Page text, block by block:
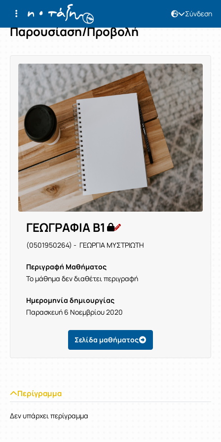
Σύνδεση
Παρουσίαση/Προβολή
ΓΕΩΓΡΑΦΙΑ Β1
(0501950264) - ΓΕΩΡΓΙΑ ΜΥΣΤΡΙΩΤΗ
Περιγραφή Μαθήματος
Το μάθημα δεν διαθέτει περιγραφή
Ημερομηνία δημιουργίας
Παρασκευή 6 Νοεμβρίου 2020
Σελίδα μαθήματος
Περίγραμμα
Δεν υπάρχει περίγραμμα